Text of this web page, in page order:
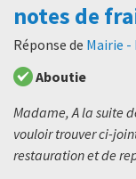
notes de
Réponse de Mairie -
Aboutie
Madame, A la suite
vouloir trouver ci-
restauration et de